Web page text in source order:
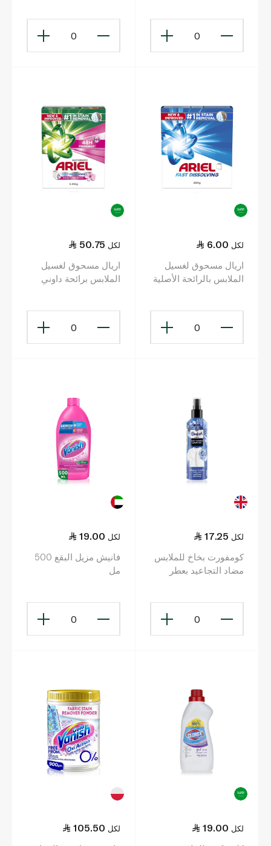
0
0
6.00 لكل
اريال مسحوق لغسيل
الملابس بالرائحة الأصلية
0
50.75 لكل
اريال مسحوق لغسيل
الملابس برائحة داوني
0
17.25 لكل
كومفورت بخاخ للملابس
مضاد التجاعيد بعطر
0
19.00 لكل
فانيش مزيل البقع 500
مل
0
19.00 لكل 105.50 لكل